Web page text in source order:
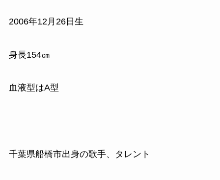
2006年12月26日生
身長154㎝
血液型はA型
千葉県船橋市出身の歌手、タレント